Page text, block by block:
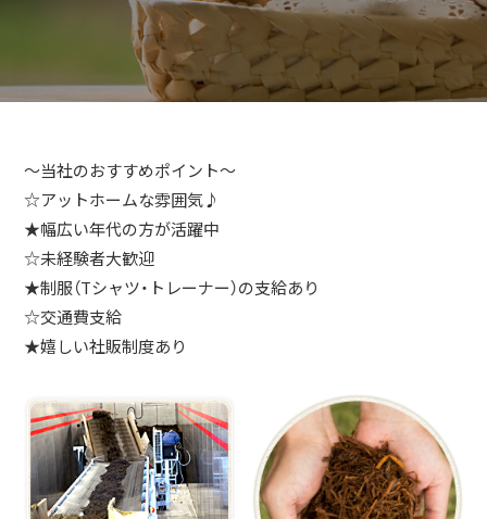
～当社のおすすめポイント～
☆アットホームな雰囲気♪
★幅広い年代の方が活躍中
☆未経験者大歓迎
★制服（Tシャツ・トレーナー）の支給あり
☆交通費支給
★嬉しい社販制度あり